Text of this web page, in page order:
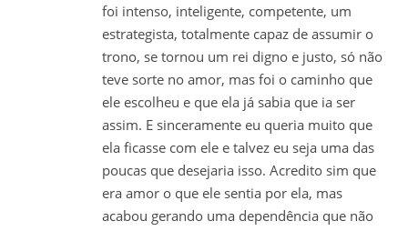
foi intenso, inteligente, competente, um
estrategista, totalmente capaz de assumir o
trono, se tornou um rei digno e justo, só não
teve sorte no amor, mas foi o caminho que
ele escolheu e que ela já sabia que ia ser
assim. E sinceramente eu queria muito que
ela ficasse com ele e talvez eu seja uma das
poucas que desejaria isso. Acredito sim que
era amor o que ele sentia por ela, mas
acabou gerando uma dependência que não